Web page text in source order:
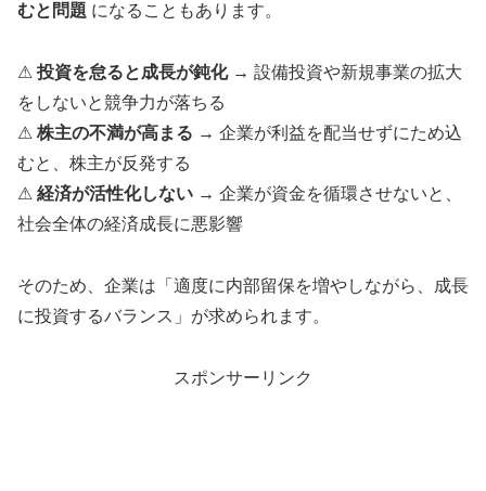
むと問題 になることもあります。
⚠ 投資を怠ると成長が鈍化→ 設備投資や新規事業の拡大
をしないと競争力が落ちる
⚠ 株主の不満が高まる → 企業が利益を配当せずにため込
むと、株主が反発する
⚠ 経済が活性化しない → 企業が資金を循環させないと、
社会全体の経済成長に悪影響
そのため、企業は「適度に内部留保を増やしながら、成長
に投資するバランス」が求められます。
スポンサーリンク